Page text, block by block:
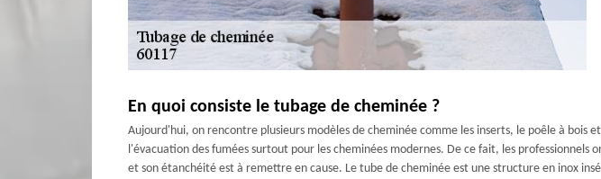
En quoi consiste le tubage de cheminée ?
Aujourd'hui, on rencontre plusieurs modèles de cheminée comme les inserts, le poêle à
l'évacuation des fumées surtout pour les cheminées modernes. De ce fait, les
et son étanchéité est à remettre en cause. Le tube de cheminée est une structure en inox